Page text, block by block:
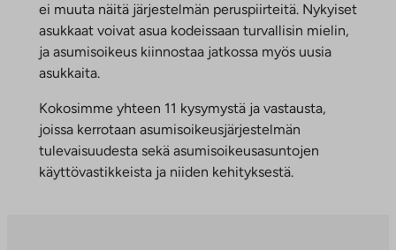
ei muuta näitä järjestelmän peruspiirteitä. Nykyiset
asukkaat voivat asua kodeissaan turvallisin mielin,
ja asumisoikeus kiinnostaa jatkossa myös uusia
asukkaita.
Kokosimme yhteen 11 kysymystä ja vastausta,
joissa kerrotaan asumisoikeusjärjestelmän
tulevaisuudesta sekä asumisoikeusasuntojen
käyttövastikkeista ja niiden kehityksestä.